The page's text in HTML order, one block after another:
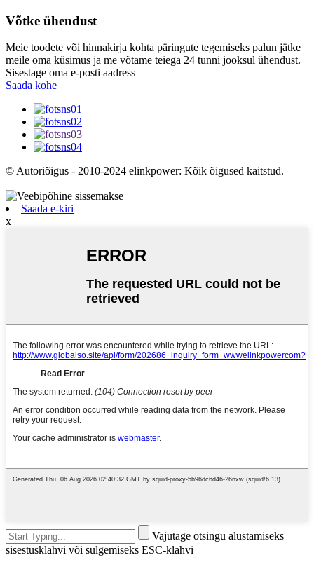
Võtke ühendust
Meie toodete või hinnakirja kohta päringute tegemiseks palun jätke
meile oma küsimus ja me võtame teiega 24 tunni jooksul ühendust.
Sisestage oma e-posti aadress
Saada kohe
© Autoriõigus - 2010-2024 elinkpower: Kõik õigused kaitstud.
Saada e-kiri
x
Vajutage otsingu alustamiseks
sisestusklahvi või sulgemiseks ESC-klahvi